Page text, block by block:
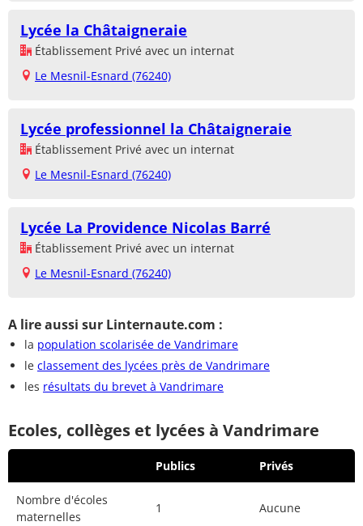
Lycée la Châtaigneraie
Établissement Privé avec un internat
Le Mesnil-Esnard (76240)
Lycée professionnel la Châtaigneraie
Établissement Privé avec un internat
Le Mesnil-Esnard (76240)
Lycée La Providence Nicolas Barré
Établissement Privé avec un internat
Le Mesnil-Esnard (76240)
A lire aussi sur Linternaute.com :
la population scolarisée de Vandrimare
le classement des lycées près de Vandrimare
les résultats du brevet à Vandrimare
Ecoles, collèges et lycées à Vandrimare
Publics Privés
Nombre d'écoles
maternelles
1 Aucune